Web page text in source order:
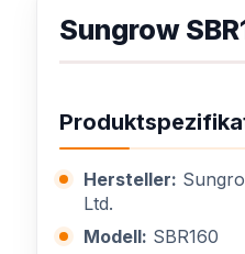
Sungrow
Hersteller:
Ltd.
Modell: SBR160